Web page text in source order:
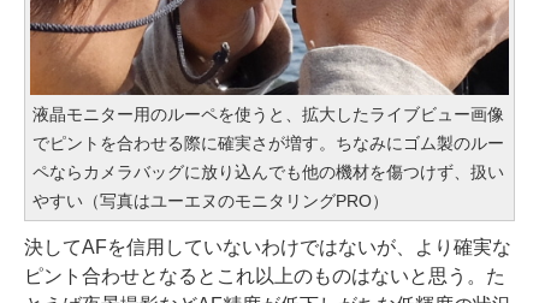
液晶モニター用のルーペを使うと、拡大したライブビュー画像
でピントを合わせる際に確実さが増す。ちなみにゴム製のルー
ペならカメラバッグに放り込んでも他の機材を傷つけず、扱い
やすい（写真はユーエヌのモニタリングPRO）
決してAFを信用していないわけではないが、より確実な
ピント合わせとなるとこれ以上のものはないと思う。た